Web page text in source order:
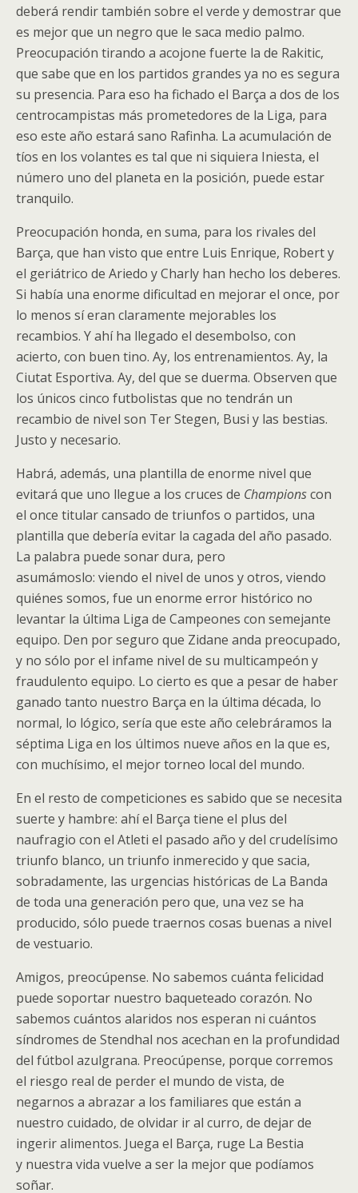
deberá rendir también sobre el verde y demostrar que
es mejor que un negro que le saca medio palmo.
Preocupación tirando a acojone fuerte la de Rakitic,
que sabe que en los partidos grandes ya no es segura
su presencia. Para eso ha fichado el Barça a dos de los
centrocampistas más prometedores de la Liga, para
eso este año estará sano Rafinha. La acumulación de
tíos en los volantes es tal que ni siquiera Iniesta, el
número uno del planeta en la posición, puede estar
tranquilo.
Preocupación honda, en suma, para los rivales del
Barça, que han visto que entre Luis Enrique, Robert y
el geriátrico de Ariedo y Charly han hecho los deberes.
Si había una enorme dificultad en mejorar el once, por
lo menos sí eran claramente mejorables los
recambios. Y ahí ha llegado el desembolso, con
acierto, con buen tino. Ay, los entrenamientos. Ay, la
Ciutat Esportiva. Ay, del que se duerma. Observen que
los únicos cinco futbolistas que no tendrán un
recambio de nivel son Ter Stegen, Busi y las bestias.
Justo y necesario.
Habrá, además, una plantilla de enorme nivel que
evitará que uno llegue a los cruces de Championscon
el once titular cansado de triunfos o partidos, una
plantilla que debería evitar la cagada del año pasado.
La palabra puede sonar dura, pero
asumámoslo: viendo el nivel de unos y otros, viendo
quiénes somos, fue un enorme error histórico no
levantar la última Liga de Campeones con semejante
equipo. Den por seguro que Zidane anda preocupado,
y no sólo por el infame nivel de su multicampeón y
fraudulento equipo. Lo cierto es que a pesar de haber
ganado tanto nuestro Barça en la última década, lo
normal, lo lógico, sería que este año celebráramos la
séptima Liga en los últimos nueve años en la que es,
con muchísimo, el mejor torneo local del mundo.
En el resto de competiciones es sabido que se necesita
suerte y hambre: ahí el Barça tiene el plus del
naufragio con el Atleti el pasado año y del crudelísimo
triunfo blanco, un triunfo inmerecido y que sacia,
sobradamente, las urgencias históricas de La Banda
de toda una generación pero que, una vez se ha
producido, sólo puede traernos cosas buenas a nivel
de vestuario.
Amigos, preocúpense. No sabemos cuánta felicidad
puede soportar nuestro baqueteado corazón. No
sabemos cuántos alaridos nos esperan ni cuántos
síndromes de Stendhal nos acechan en la profundidad
del fútbol azulgrana. Preocúpense, porque corremos
el riesgo real de perder el mundo de vista, de
negarnos a abrazar a los familiares que están a
nuestro cuidado, de olvidar ir al curro, de dejar de
ingerir alimentos. Juega el Barça, ruge La Bestia
y nuestra vida vuelve a ser la mejor que podíamos
soñar.